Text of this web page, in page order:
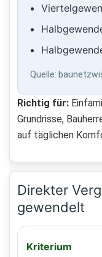
Quelle:
Richtig für:
Grundrisse,
auf täglichen
Direkter
gewendelt